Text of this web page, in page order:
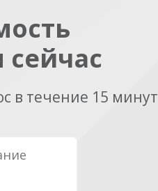
в течение 15 минут